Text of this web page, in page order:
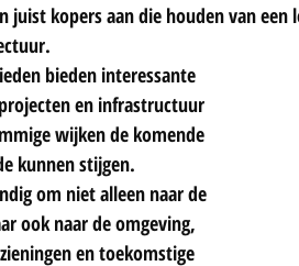
juist kopers aan die houden van
bieden interessante
en infrastructuur
wijken de komende
kunnen stijgen.
om niet alleen naar de
ook naar de omgeving,
en toekomstige